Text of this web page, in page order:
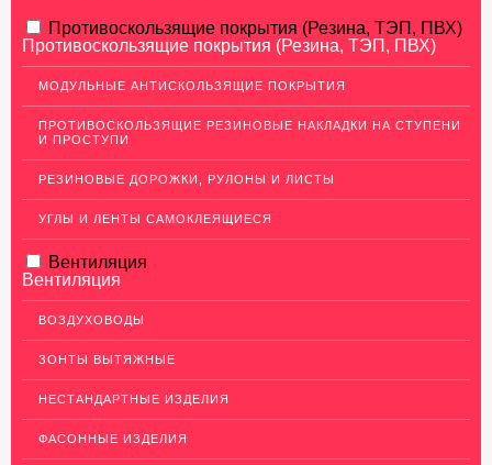
АЛЮМИНИЕВЫЙ ПРОКАТ
Перфорированный лист
Алюминиевые листы
Гладкие алюминиевые листы
Рифленые алюминиевые листы
Алюминиевые профили
Алюминиевые трубы
Профиль для гипсокартона, МДФ, панелей
Противоскользящие покрытия (Резина, ТЭП, ПВХ)
Противоскользящие покрытия (Резина, ТЭП, ПВХ)
МОДУЛЬНЫЕ АНТИСКОЛЬЗЯЩИЕ ПОКРЫТИЯ
ПРОТИВОСКОЛЬЗЯЩИЕ РЕЗИНОВЫЕ НАКЛАДКИ НА СТУПЕНИ
И ПРОСТУПИ
РЕЗИНОВЫЕ ДОРОЖКИ, РУЛОНЫ И ЛИСТЫ
УГЛЫ И ЛЕНТЫ САМОКЛЕЯЩИЕСЯ
Вентиляция
Вентиляция
ВОЗДУХОВОДЫ
ЗОНТЫ ВЫТЯЖНЫЕ
НЕСТАНДАРТНЫЕ ИЗДЕЛИЯ
ФАСОННЫЕ ИЗДЕЛИЯ